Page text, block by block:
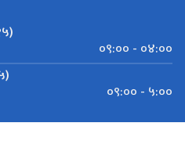
०९:०० - ०४:००
०९:०० - ५:००